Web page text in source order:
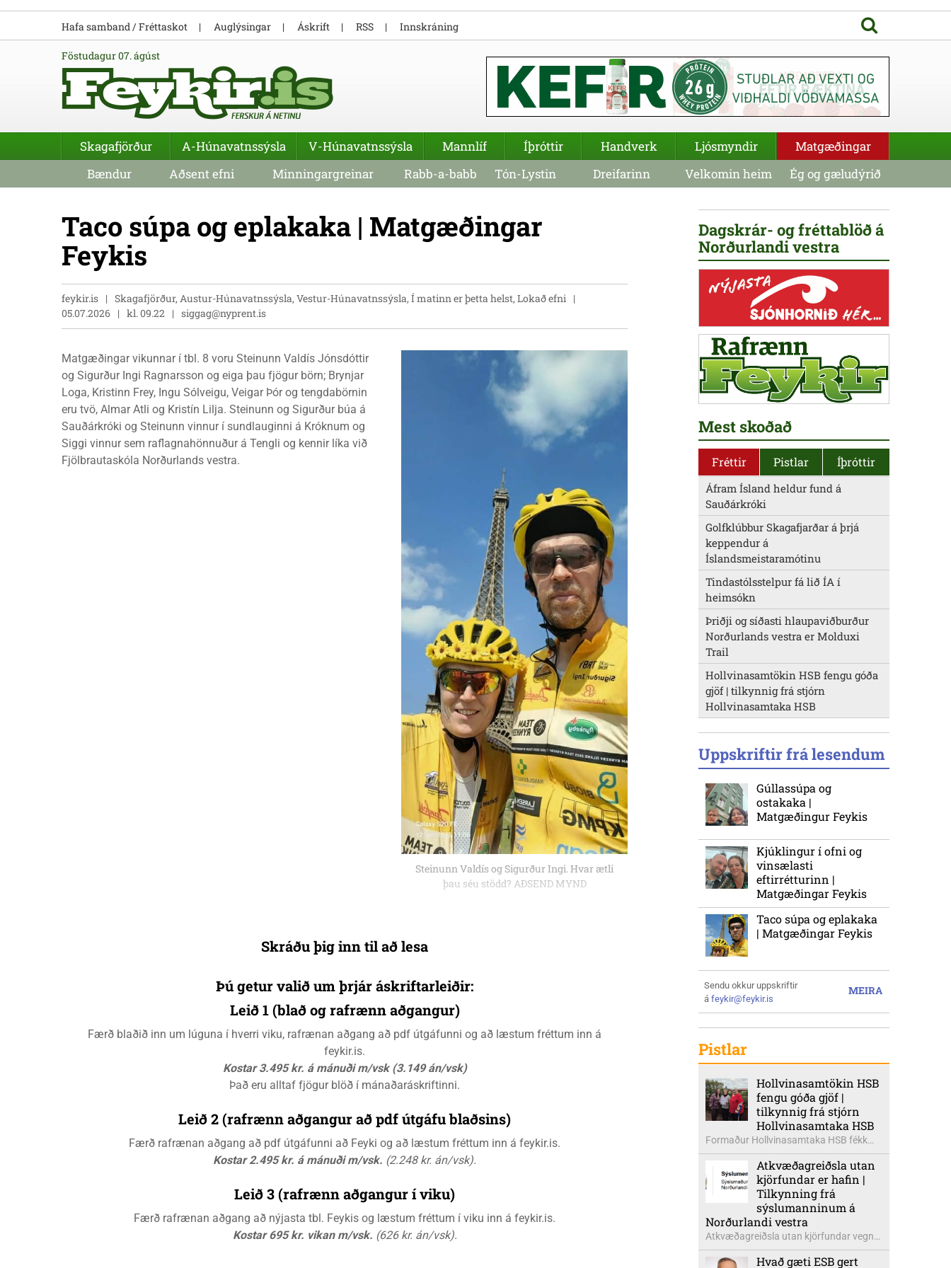
föstudagur 07. ágúst
Taco súpa og eplakaka | Matgæðingar
Feykis
feykir.is
Skagafjörður, Austur-Húnavatnssýsla, Vestur-Húnavatnssýsla, Í matinn er þetta helst, Lokað efni
05.07.2026
kl. 09.22 siggag@nyprent.is
Steinunn Valdís og Sigurður Ingi. Hvar ætli
þau séu stödd? AÐSEND MYND
Matgæðingar vikunnar í tbl. 8 voru Steinunn Valdís Jónsdóttir
og Sigurður Ingi Ragnarsson og eiga þau fjögur börn; Brynjar
Loga, Kristinn Frey, Ingu Sólveigu, Veigar Þór og tengdabörnin
eru tvö, Almar Atli og Kristín Lilja. Steinunn og Sigurður búa á
Sauðárkróki og Steinunn vinnur í sundlauginni á Króknum og
Siggi vinnur sem raflagnahönnuður á Tengli og kennir líka við
Fjölbrautaskóla Norðurlands vestra.
Skráðu þig inn til að lesa
Þú getur valið um þrjár áskriftarleiðir:
Leið 1 (blað og rafrænn aðgangur)
Færð blaðið inn um lúguna í hverri viku, rafrænan aðgang að pdf útgáfunni og að læstum fréttum inn á
feykir.is.
Kostar 3.495 kr. á mánuði m/vsk (3.149 án/vsk)
Það eru alltaf fjögur blöð í mánaðaráskriftinni.
Leið 2 (rafrænn aðgangur að pdf útgáfu blaðsins)
Færð rafrænan aðgang að pdf útgáfunni að Feyki og að læstum fréttum inn á feykir.is.
Kostar 2.495 kr. á mánuði m/vsk. (2.248 kr. án/vsk).
Leið 3 (rafrænn aðgangur í viku)
Færð rafrænan aðgang að nýjasta tbl. Feykis og læstum fréttum í viku inn á feykir.is.
Kostar 695 kr. vikan m/vsk. (626 kr. án/vsk).
Dagskrár- og fréttablöð á
Norðurlandi vestra
Mest skoðað
Fréttir Pistlar Íþróttir
Áfram Ísland heldur fund á
Sauðárkróki
Golfklúbbur Skagafjarðar á þrjá
keppendur á
Íslandsmeistaramótinu
Tindastólsstelpur fá lið ÍA í
heimsókn
Þriðji og síðasti hlaupaviðburður
Norðurlands vestra er Molduxi
Trail
Hollvinasamtökin HSB fengu góða
gjöf | tilkynnig frá stjórn
Hollvinasamtaka HSB
Uppskriftir frá lesendum
Gúllassúpa og
ostakaka |
Matgæðingur Feykis
Kjúklingur í ofni og
vinsælasti
eftirrétturinn |
Matgæðingar Feykis
Taco súpa og eplakaka
| Matgæðingar Feykis
MEIRA
Sendu okkur uppskriftir
á feykir@feykir.is
Pistlar
Hollvinasamtökin HSB
fengu góða gjöf |
tilkynnig frá stjórn
Hollvinasamtaka HSB
Formaður Hollvinasamtaka HSB fékk
heldur betur góða heimsók þann 5.
ágúst síðastliðinn. Þarna voru mættar
þær Ingibjörg á Auðólfsstöðum
formaður Kvenfélags
Bólstaðarhlíðarhrepps og Guðrún á
Auðkúlu formaður Kvenfélags
Svínavatnshrepps. Afhentu þær
Sigurlaugu Þóru gjafabréf að upphæð
Atkvæðagreiðsla utan
kjörfundar er hafin |
Tilkynning frá
sýslumanninum á
Norðurlandi vestra
Atkvæðagreiðsla utan kjörfundar vegna
þjóðaratkvæðagreiðslu um
aðildarviðræður við ESB er hafin. Greiða
Hvað gæti ESB gert
Hafa samband / Fréttaskot Auglýsingar Áskrift RSS Innskráning
Skagafjörður A-Húnavatnssýsla V-Húnavatnssýsla Mannlíf Íþróttir Handverk Ljósmyndir
Matgæðingar
Bændur
Aðsent efni Minningargreinar Rabb-a-babb Tón-Lystin Dreifarinn Velkomin heim Ég og gæludýrið